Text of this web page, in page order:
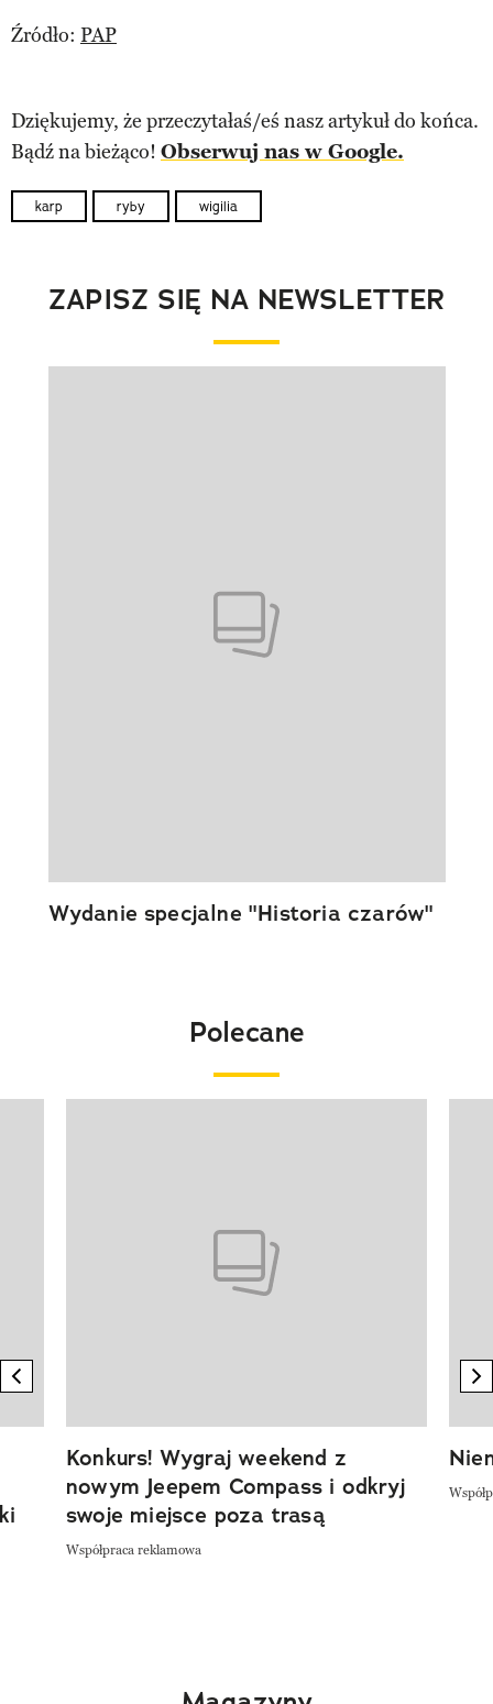
Źródło: PAP
Dziękujemy, że przeczytałaś/eś nasz artykuł do końca.
Bądź na bieżąco! Obserwuj nas w Google.
karp ryby wigilia
ZAPISZ SIĘ NA NEWSLETTER
Wydanie specjalne "Historia czarów"
Polecane
previous element
Konkurs! Wygraj weekend z
nowym Jeepem Compass i odkryj
swoje miejsce poza trasą
Współpraca reklamowa